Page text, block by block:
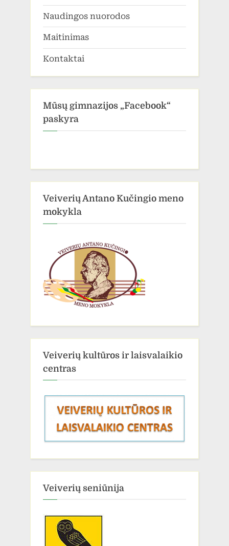
Naudingos nuorodos
Maitinimas
Kontaktai
Mūsų gimnazijos „Facebook“
paskyra
Veiverių Antano Kučingio meno
mokykla
Veiverių kultūros ir laisvalaikio
centras
Veiverių seniūnija